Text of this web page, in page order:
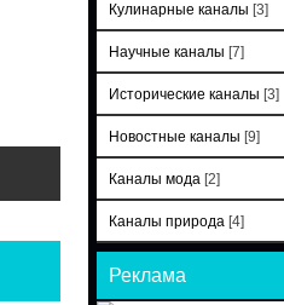
Кулинарные каналы [3]
Научные каналы [7]
Исторические каналы [3]
Новостные каналы [9]
Каналы мода [2]
Каналы природа [4]
Реклама